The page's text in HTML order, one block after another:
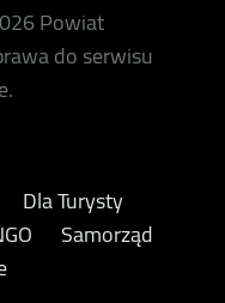
Powiat
do serwisu
Dla Turysty
Samorząd